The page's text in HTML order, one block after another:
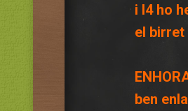
i I4 ho
el birret
ben